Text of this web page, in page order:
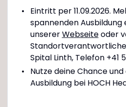
Eintritt per 11.09.2026.
spannenden Ausbildung
unsererWebseiteoder
Spital Linth, Telefon +41
Nutze deine Chance
Ausbildung bei HOCH